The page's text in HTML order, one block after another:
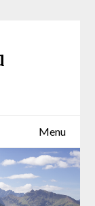
Menu